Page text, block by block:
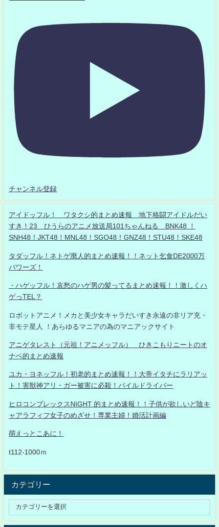
チャンネル登録
アイドッフル！ ワタクシ的まとめ速報 地下格闘アイドルだい
すき！23 ひうらのアニメ放送局101ちゃんねる BNK48 ！
SNH48！JKT48！MNL48！SGO48！GNZ48！STU48！SKE48
タダッフル！ネトゲ廃人的まとめ速報！！ネット乞食DE2000万
パワーズ！
・ハゲッフル！哀愁のハゲ男の髪ってるまとめ速報！！激しくハ
ゲっTEL？
ロボットアニメ！メカと美少女キャラだいすき永遠の非リア充・
非モテ星人 ！あらゆるマニアの為のマニアックサイト
アニゲタレスト（元祖！アニメッフル） ひきこもりニートのオ
ナベ的まとめ速報
ユカ・ヨネッフル！初老的まとめ速報！！大帝イタチにラリアッ
ト！害獣神アリ・ガー被害に必殺！パイルドライバー
ヒロコンプレックスNIGHT 的まとめ速報！！子供が欲しいど陰キ
ャアラフィフ女子のめざせ！専業主婦！婚活計画編
萌えっとこあに！
t112-1000ｍ
カテゴリー